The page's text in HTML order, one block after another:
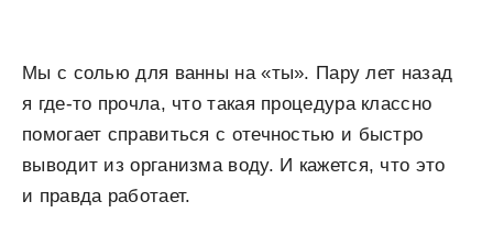
Мы с солью для ванны на «ты». Пару лет назад
я где-то прочла, что такая процедура классно
помогает справиться с отечностью и быстро
выводит из организма воду. И кажется, что это
и правда работает.